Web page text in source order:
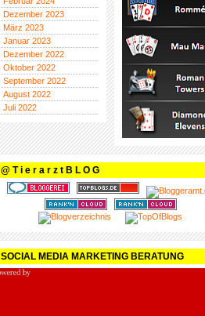
Dezember 2023
März 2023
Januar 2023
Dezember 2022
Oktober 2022
September 2022
August 2022
Juli 2022
@ T i e r a r z t B L O G
SOCIAL MEDIA MARKETING BERATUNG